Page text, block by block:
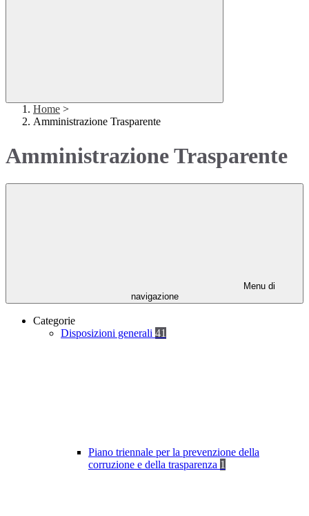
Home >
Amministrazione Trasparente
Amministrazione Trasparente
Menu di
navigazione
Categorie
Disposizioni generali 41
Piano triennale per la prevenzione della
corruzione e della trasparenza 1